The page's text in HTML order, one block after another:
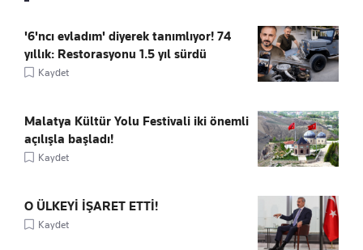
'6'ncı evladım' diyerek tanımlıyor! 74
yıllık: Restorasyonu 1.5 yıl sürdü
Kaydet
Malatya Kültür Yolu Festivali iki önemli
açılışla başladı!
Kaydet
O ÜLKEYİ İŞARET ETTİ!
Kaydet